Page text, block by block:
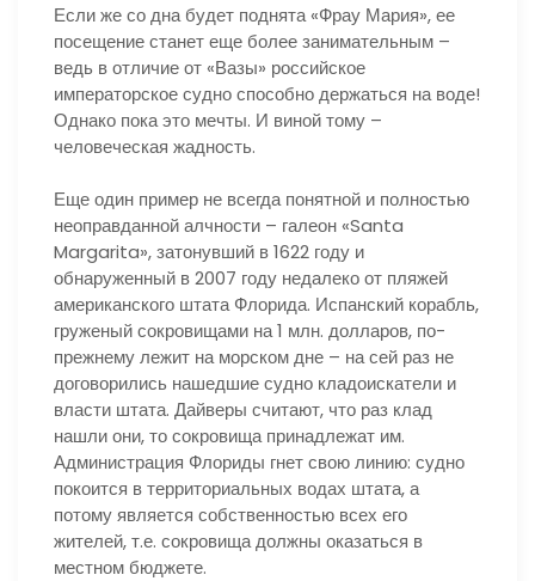
Если же со дна будет поднята «Фрау Мария», ее
посещение станет еще более занимательным –
ведь в отличие от «Вазы» российское
императорское судно способно держаться на воде!
Однако пока это мечты. И виной тому –
человеческая жадность.
Еще один пример не всегда понятной и полностью
неоправданной алчности – галеон «Santa
Margarita», затонувший в 1622 году и
обнаруженный в 2007 году недалеко от пляжей
американского штата Флорида. Испанский корабль,
груженый сокровищами на 1 млн. долларов, по-
прежнему лежит на морском дне – на сей раз не
договорились нашедшие судно кладоискатели и
власти штата. Дайверы считают, что раз клад
нашли они, то сокровища принадлежат им.
Администрация Флориды гнет свою линию: судно
покоится в территориальных водах штата, а
потому является собственностью всех его
жителей, т.е. сокровища должны оказаться в
местном бюджете.